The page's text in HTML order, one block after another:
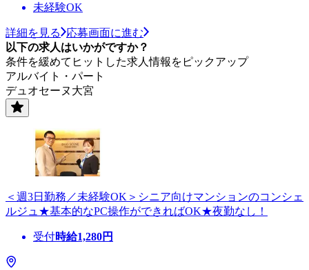
未経験OK
詳細を見る
応募画面に進む
以下の求人はいかがですか？
条件を緩めてヒットした求人情報をピックアップ
アルバイト・パート
デュオセーヌ大宮
＜週3日勤務／未経験OK＞シニア向けマンションのコンシェ
ルジュ★基本的なPC操作ができればOK★夜勤なし！
受付時給1,280円